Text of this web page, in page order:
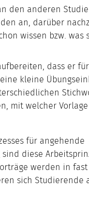
den anderen
an, darüber
wissen bzw. was
dass er
kleine
mit welcher
für angehende
diese
werden in
sich Studierende